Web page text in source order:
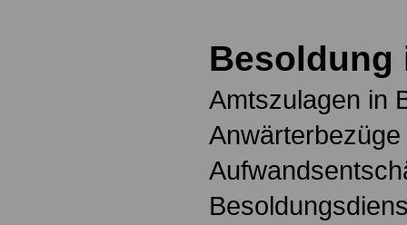
Besoldung
Amtszulagen in